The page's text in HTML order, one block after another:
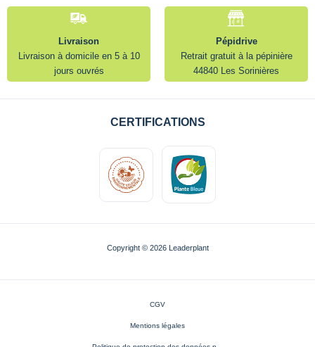
Livraison
Livraison à domicile en 5 à 10
jours ouvrés
Pépidrive
Retrait gratuit à la pépinière
44840 Les Sorinières
CERTIFICATIONS
Copyright © 2026 Leaderplant
CGV
Mentions légales